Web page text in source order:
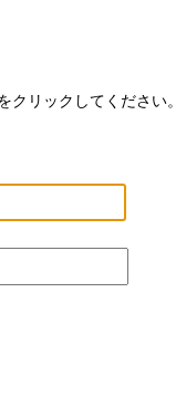
リックしてください。